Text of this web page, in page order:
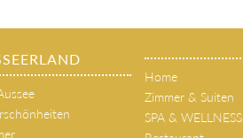
Home
Zimmer & Suiten
SPA & WELLNESS